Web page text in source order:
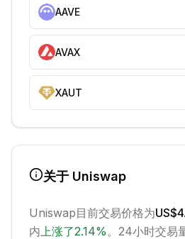
AAVE
AVAX
XAUT
关于 Uniswap
Uniswap目前交易价格为
内上涨了2.14%。 24小时交易